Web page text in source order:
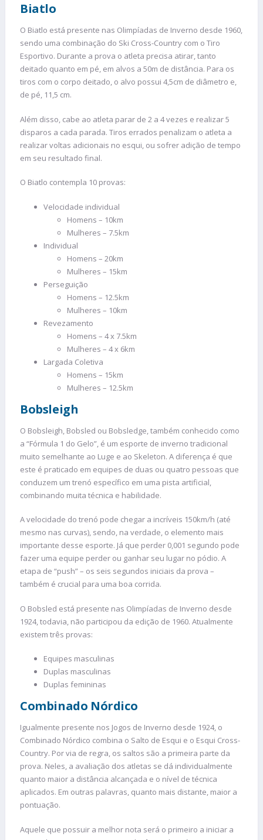
Biatlo
O Biatlo está presente nas Olimpíadas de Inverno desde 1960,
sendo uma combinação do Ski Cross-Country com o Tiro
Esportivo. Durante a prova o atleta precisa atirar, tanto
deitado quanto em pé, em alvos a 50m de distância. Para os
tiros com o corpo deitado, o alvo possui 4,5cm de diâmetro e,
de pé, 11,5 cm.
Além disso, cabe ao atleta parar de 2 a 4 vezes e realizar 5
disparos a cada parada. Tiros errados penalizam o atleta a
realizar voltas adicionais no esqui, ou sofrer adição de tempo
em seu resultado final.
O Biatlo contempla 10 provas:
Velocidade individual
Homens – 10km
Mulheres – 7.5km
Individual
Homens – 20km
Mulheres – 15km
Perseguição
Homens – 12.5km
Mulheres – 10km
Revezamento
Homens – 4 x 7.5km
Mulheres – 4 x 6km
Largada Coletiva
Homens – 15km
Mulheres – 12.5km
Bobsleigh
O Bobsleigh, Bobsled ou Bobsledge, também conhecido como
a “Fórmula 1 do Gelo”, é um esporte de inverno tradicional
muito semelhante ao Luge e ao Skeleton. A diferença é que
este é praticado em equipes de duas ou quatro pessoas que
conduzem um trenó específico em uma pista artificial,
combinando muita técnica e habilidade.
A velocidade do trenó pode chegar a incríveis 150km/h (até
mesmo nas curvas), sendo, na verdade, o elemento mais
importante desse esporte. Já que perder 0,001 segundo pode
fazer uma equipe perder ou ganhar seu lugar no pódio. A
etapa de “push” – os seis segundos iniciais da prova –
também é crucial para uma boa corrida.
O Bobsled está presente nas Olimpíadas de Inverno desde
1924, todavia, não participou da edição de 1960. Atualmente
existem três provas:
Equipes masculinas
Duplas masculinas
Duplas femininas
Combinado Nórdico
Igualmente presente nos Jogos de Inverno desde 1924, o
Combinado Nórdico combina o Salto de Esqui e o Esqui Cross-
Country. Por via de regra, os saltos são a primeira parte da
prova. Neles, a avaliação dos atletas se dá individualmente
quanto maior a distância alcançada e o nível de técnica
aplicados. Em outras palavras, quanto mais distante, maior a
pontuação.
Aquele que possuir a melhor nota será o primeiro a iniciar a